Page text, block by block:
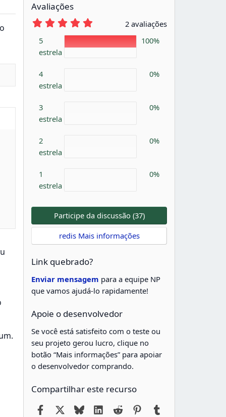
Avaliações
5
0
0
2 avaliações
5
estrela
100%
4
estrela
0%
3
estrela
0%
2
estrela
0%
1
estrela
0%
Participe da discussão (37)
redis Mais informações
Link quebrado?
Enviar mensagem para a equipe NP
que vamos ajudá-lo rapidamente!
Apoie o desenvolvedor
Se você está satisfeito com o teste ou
seu projeto gerou lucro, clique no
botão “Mais informações” para apoiar
o desenvolvedor comprando.
Compartilhar este recurso
FacebookBlueskyLinkedIn
Reddit Pinterest